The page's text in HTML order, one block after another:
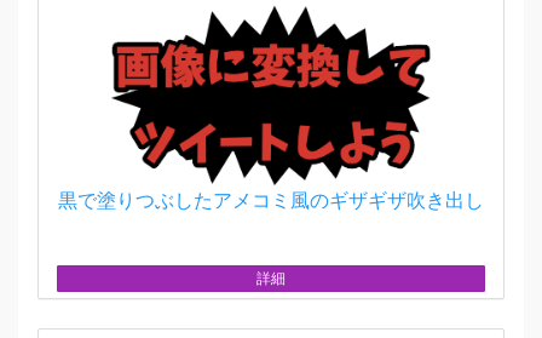
黒で塗りつぶしたアメコミ風のギザギザ吹き出し
詳細